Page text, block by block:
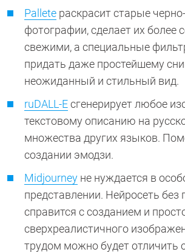
Pallete раскрасит старые
фотографии, сделает их более
свежими, а специальные
придать даже простейшему
неожиданный и стильный вид.
ruDALL-Eсгенерирует любое
текстовому описанию на
множества других языков.
создании эмодзи.
Midjourney не нуждается в
представлении. Нейросеть без
справится с созданием и
сверхреалистичного
трудом можно будет отличить